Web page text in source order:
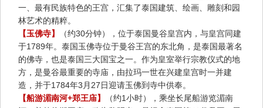
一、最有民族特色的王宫，汇集了泰国建筑、绘画、雕刻和园
林艺术的精粹。
【玉佛寺】
（约30分钟），位于泰国曼谷皇宫内，与皇宫同建
于1789年。泰国玉佛寺位于曼谷王宫的东北角，是泰国最著名
的佛寺，也是泰国三大国宝之一。作为皇室举行宗教仪式的地
方，是曼谷最重要的寺庙，由拉玛一世在兴建皇宫时一并建
造，并于1784年3月27日迎请玉佛到寺中供奉。
【船游湄南河+郑王庙】
（约1小时），乘坐长尾船游览湄南